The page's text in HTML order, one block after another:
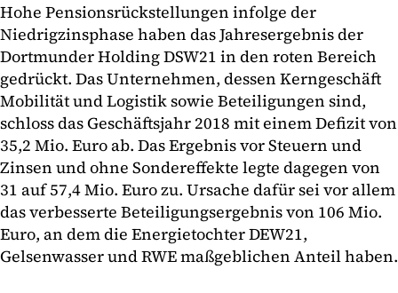
Hohe Pensionsrückstellungen infolge der
Niedrigzinsphase haben das Jahresergebnis der
Dortmunder Holding DSW21 in den roten Bereich
gedrückt. Das Unternehmen, dessen Kerngeschäft
Mobilität und Logistik sowie Beteiligungen sind,
schloss das Geschäftsjahr 2018 mit einem Defizit von
35,2 Mio. Euro ab. Das Ergebnis vor Steuern und
Zinsen und ohne Sondereffekte legte dagegen von
31 auf 57,4 Mio. Euro zu. Ursache dafür sei vor allem
das verbesserte Beteiligungsergebnis von 106 Mio.
Euro, an dem die Energietochter DEW21,
Gelsenwasser und RWE maßgeblichen Anteil haben.